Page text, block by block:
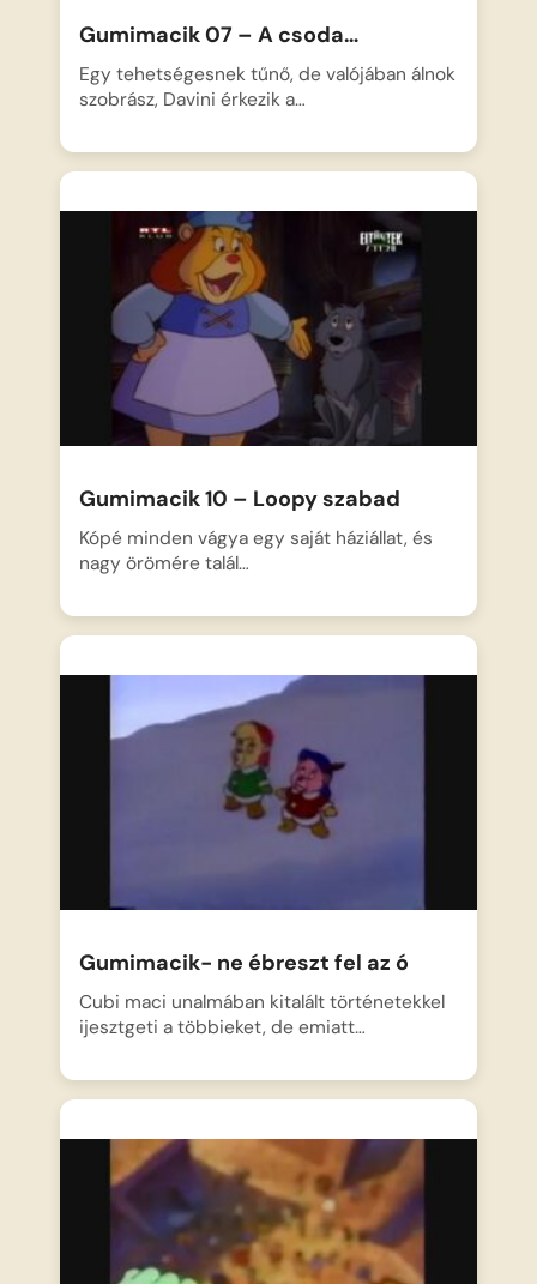
Gumimacik 07 – A csoda…
Egy tehetségesnek tűnő, de valójában álnok
szobrász, Davini érkezik a…
Gumimacik 10 – Loopy szabad
Kópé minden vágya egy saját háziállat, és
nagy örömére talál…
Gumimacik- ne ébreszt fel az ó
Cubi maci unalmában kitalált történetekkel
ijesztgeti a többieket, de emiatt…